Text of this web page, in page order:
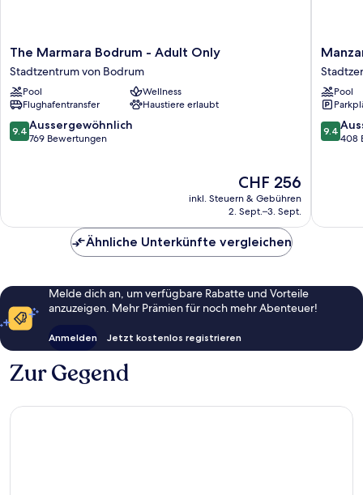
The
Marmara
Bodrum
-
Adult
Only
Stadtzentrum
The Marmara Bodrum - Adult Only
Stadtzentrum von Bodrum
Pool
Wellness
Flughafentransfer
Haustiere erlaubt
9.4
von
9.4 Aussergewöhnlich
769 Bewertungen
Der
Preis
beträgt
CHF 256
inkl. Steuern & Gebühren
2. Sept.–3. Sept.
Manzara
Hotel
von
Bodrum
Pool
9.4
von
9.4
408
Ähnliche Unterkünfte vergleichen
Melde dich an, um verfügbare Rabatte und Vorteile
anzuzeigen. Mehr Prämien für noch mehr Abenteuer!
Anmelden Jetzt kostenlos registrieren
Zur Gegend